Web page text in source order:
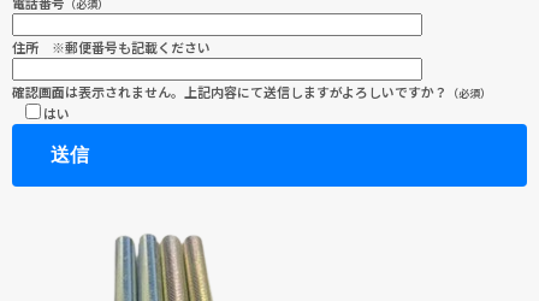
住所 ※郵便番号も記載ください
確認画面は表示されません。上記内容にて送信しますがよろしいですか？ （必須）
はい